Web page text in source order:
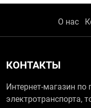
О нас
КОНТАКТЫ
Интернет-магазин по
электротранспорта,